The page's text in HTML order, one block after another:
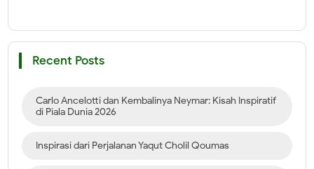
Recent Posts
Carlo Ancelotti dan Kembalinya Neymar: Kisah Inspiratif
di Piala Dunia 2026
Inspirasi dari Perjalanan Yaqut Cholil Qoumas